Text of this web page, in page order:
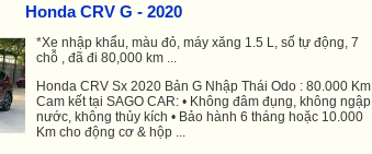
Honda CRV G - 2020
*Xe nhập khẩu, màu đỏ, máy xăng 1.5 L, số tự động, 7
chỗ , đã đi 80,000 km ...
Honda CRV Sx 2020 Bản G Nhập Thái Odo : 80.000 Km
Cam kết tại SAGO CAR: • Không đâm đụng, không ngập
nước, không thủy kích • Bảo hành 6 tháng hoặc 10.000
Km cho động cơ & hộp ...